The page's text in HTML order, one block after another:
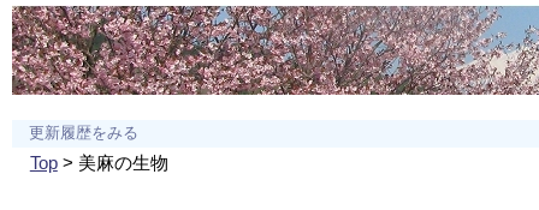
更新履歴をみる
Top> 美麻の生物